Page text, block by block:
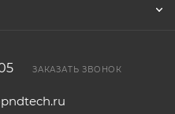
ЗАКАЗАТЬ ЗВОНОК